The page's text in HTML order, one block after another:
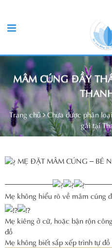
MÂM CÚNG ĐẦY
Trang chủ Chưa được phân loại
gái tại
MẸ ĐẶT MÂM CÚNG – BÉ
——————–
Mẹ không hiểu rõ về mâm cúng
Mẹ kiêng ở cữ, hoặc bận rộn
đồ
Mẹ không biết sắp xếp trình tự